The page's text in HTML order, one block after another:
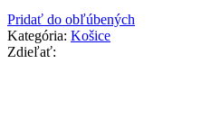
Pridať do obľúbených
Kategória: Košice
Zdieľať: